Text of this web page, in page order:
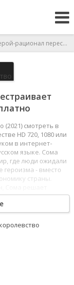
рационал перестраивает королевство
(2021) смотреть в
HD 720, 1080 или
в интернет-
языке. Сома
где люди ожидали
героизма - вместо
страны.
провести